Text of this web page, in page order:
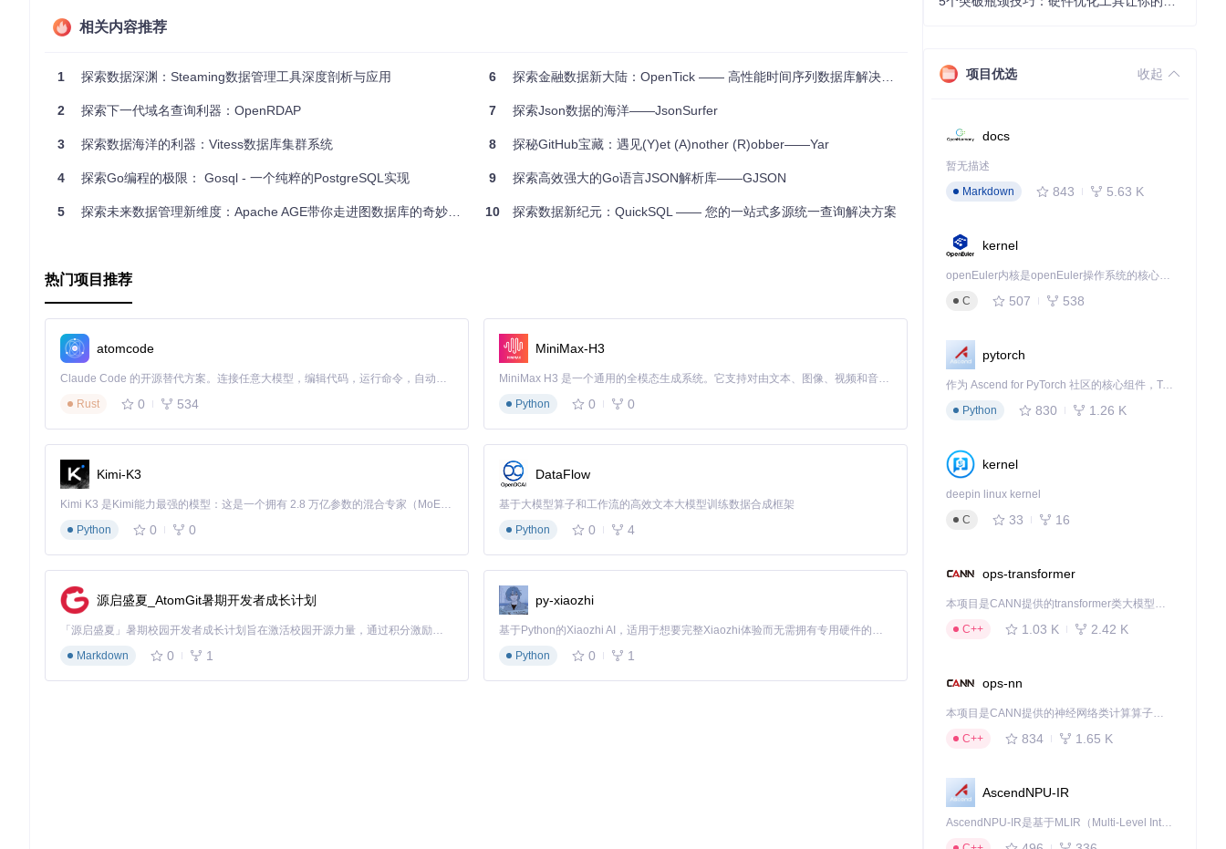
灵活性高：支持多种运算符和表达式，可处理复杂的查询需求。
高性能
广泛兼容：能够在多种环境中运行，适用于多种编程场景。
总结起来，JSONQL是一个值得信赖的工具，无论是在日常开发还是数据分析中，都能为您提供强大的助力。只需简单几步，就能开始您的JSON探索之
相关内容推荐
1 探索数据深渊：Steaming数据管理工具深度剖析与应用
2 探索下一代域名查询利器：OpenRDAP
3 探索数据海洋的利器：Vitess数据库集群系统
4 探索Go编程的极限： Gosql - 一个纯粹的PostgreSQL实现
5 探索未来数据管理新维度：Apache AGE带你走进图数据库的奇妙世界
6 探索金融数据新大陆：OpenTick —— 高性能时间序列数据库解决方案
7 探索Json数据的海洋——JsonSurfer
8 探秘GitHub宝藏：遇见(Y)et (A)nother (R)obber——Yar
9 探索高效强大的Go语言JSON解析库——GJSON
10 探索数据新纪元：QuickSQL —— 您的一站式多源统一查询解决方案
热门项目推荐
atomcode
Claude Code 的开源替代方案。连接任意大模型，编辑代码，运行命令，自动验证 — 全自动执行。用 Rust 构建，极致性能。 ｜ An open-source alternative to Claude Code. Connect any LLM, edit code, run commands, and verify changes — autonomously. Built in Rust for speed. Get Started
Rust
0 534
MiniMax-H3
MiniMax H3 是一个通用的全模态生成系统。它支持对由文本、图像、视频和音频组成的多模态上下文进行统一理解，并能生成分辨率高达 2K、时长可达 15 秒的带原生立体声音频的视频。得益于面向任务泛化的系统设计，H3 在预训练阶段就已具备广泛的多模态上下文理解与生成能力，能够出色地执行复杂的多模态指令。
Python
0 0
Kimi-K3
Kimi K3 是Kimi能力最强的模型：这是一个拥有 2.8 万亿参数的混合专家（MoE）模型，具备原生视觉理解能力，并支持 100 万 token 的上下文窗口。
Python
0 0
DataFlow
基于大模型算子和工作流的高效文本大模型训练数据合成框架
Python
0 4
源启盛夏_AtomGit暑期开发者成长计划
「源启盛夏」暑期校园开发者成长计划旨在激活校园开源力量，通过积分激励、认证扶持、资源倾斜等形式，引导高校组织和开发者完成「入驻 — 建项目 — 做贡献 — 获认证 — 得资源」的完整闭环。无论你是想带领社团入驻平台的组织者，还是希望用代码贡献证明自己的开发者，都能在这里找到属于你的成长路径。
Markdown
0 1
py-xiaozhi
基于Python的Xiaozhi AI，适用于想要完整Xiaozhi体验而无需拥有专用硬件的用户。
Python
0 1
项目优选 收起
docs
暂无描述
Markdown
843 5.63 K
kernel
openEuler内核是openEuler操作系统的核心，既是系统性能与稳定性的基石，也是连接处理器、设备与服务的桥梁。
C
507 538
pytorch
作为 Ascend for PyTorch 社区的核心组件，TorchNPU 是昇腾专为 PyTorch 打造的深度学习适配插件，使 PyTorch 框架能够直接调用昇腾 NPU，为开发者提供昇腾 AI 处理器的超强算力。
Python
830 1.26 K
kernel
deepin linux kernel
C
33 16
ops-transformer
本项目是CANN提供的transformer类大模型算子库，实现网络在NPU上加速计算。
C++
1.03 K 2.42 K
ops-nn
本项目是CANN提供的神经网络类计算算子库，实现网络在NPU上加速计算。
C++
834 1.65 K
AscendNPU-IR
AscendNPU-IR是基于MLIR（Multi-Level Intermediate Representation）构建的，面向昇腾亲和算子编译时使用的中间表示，提供昇腾完备表达能力，通过编译优化提升昇腾AI处理器计算效率，支持通过生态框架使能昇腾AI处理器与深度调优